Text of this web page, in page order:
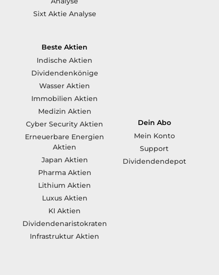
Sixt Aktie Analyse
Beste Aktien
Indische Aktien
Dividendenkönige
Wasser Aktien
Immobilien Aktien
Medizin Aktien
Cyber Security Aktien
Erneuerbare Energien
Aktien
Japan Aktien
Pharma Aktien
Lithium Aktien
Luxus Aktien
KI Aktien
Dividendenaristokraten
Infrastruktur Aktien
Dein Abo
Mein Konto
Support
Dividendendepot